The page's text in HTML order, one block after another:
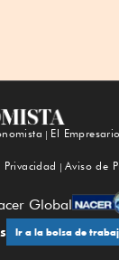
El Empresario
Aviso de
Global
Ir a la bolsa de